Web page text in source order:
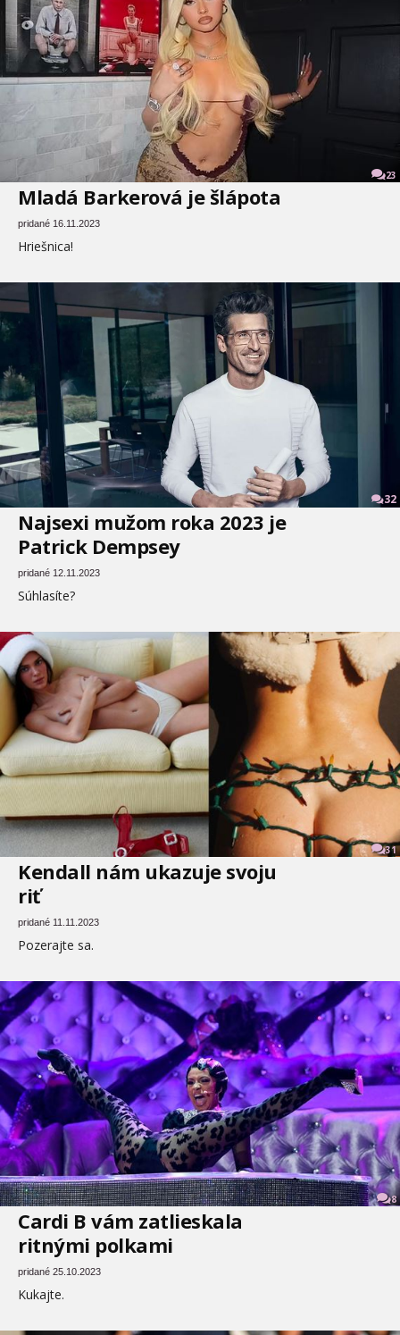
23
Mladá Barkerová je šlápota
pridané 16.11.2023
Hriešnica!
32
Najsexi mužom roka 2023 je
Patrick Dempsey
pridané 12.11.2023
Súhlasíte?
31
Kendall nám ukazuje svoju
riť
pridané 11.11.2023
Pozerajte sa.
8
Cardi B vám zatlieskala
ritnými polkami
pridané 25.10.2023
Kukajte.